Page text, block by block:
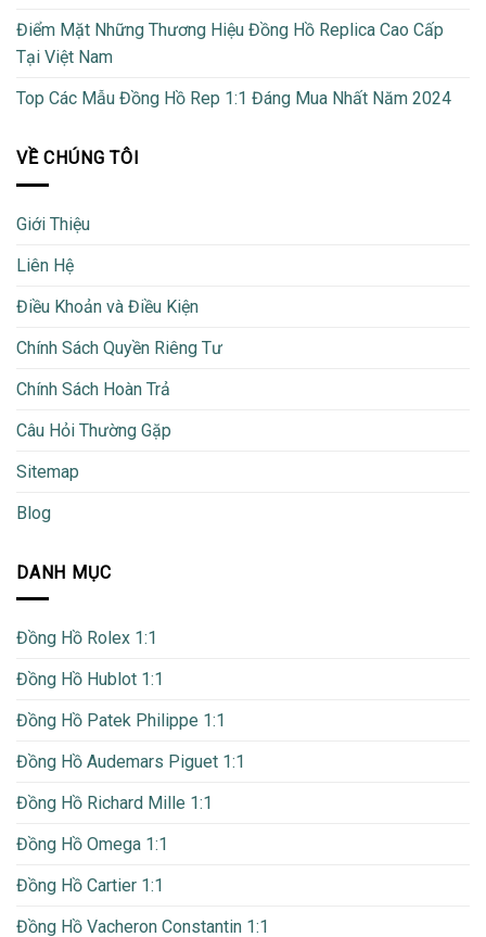
Điểm Mặt Những Thương Hiệu Đồng Hồ Replica Cao Cấp
Tại Việt Nam
Top Các Mẫu Đồng Hồ Rep 1:1 Đáng Mua Nhất Năm 2024
VỀ CHÚNG TÔI
Giới Thiệu
Liên Hệ
Điều Khoản và Điều Kiện
Chính Sách Quyền Riêng Tư
Chính Sách Hoàn Trả
Câu Hỏi Thường Gặp
Sitemap
Blog
DANH MỤC
Đồng Hồ Rolex 1:1
Đồng Hồ Hublot 1:1
Đồng Hồ Patek Philippe 1:1
Đồng Hồ Audemars Piguet 1:1
Đồng Hồ Richard Mille 1:1
Đồng Hồ Omega 1:1
Đồng Hồ Cartier 1:1
Đồng Hồ Vacheron Constantin 1:1